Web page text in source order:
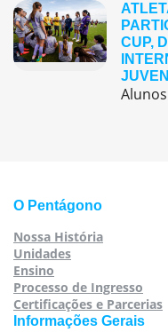
CUP,
O Pentágono
Nossa História
Unidades
Ensino
Processo de Ingresso
Certificações e Parcerias
Informações Gerais